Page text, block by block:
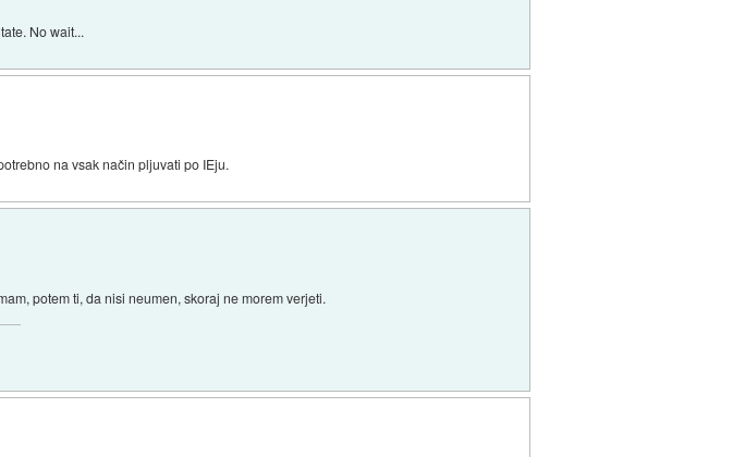
No wait...
na vsak način pljuvati po IEju.
potem ti, da nisi neumen, skoraj ne morem verjeti.